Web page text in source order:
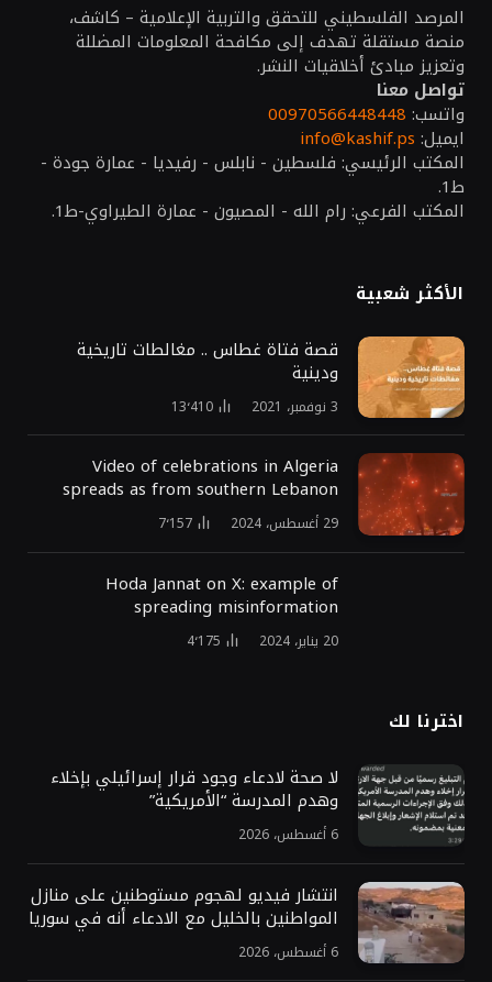
المرصد الفلسطيني للتحقق والتربية الإعلامية – كاشف،
منصة مستقلة تهدف إلى مكافحة المعلومات المضللة
وتعزيز مبادئ أخلاقيات النشر.
تواصل معنا
واتسب: 00970566448448
ايميل: info@kashif.ps
المكتب الرئيسي: فلسطين - نابلس - رفيديا - عمارة جودة -
ط1.
المكتب الفرعي: رام الله - المصيون - عمارة الطيراوي-ط1.
الأكثر شعبية
قصة فتاة غطاس .. مغالطات تاريخية
ودينية
3 نوفمبر، 2021 13٬410
Video of celebrations in Algeria
spreads as from southern Lebanon
29 أغسطس، 2024 7٬157
Hoda Jannat on X: example of
spreading misinformation
20 يناير، 2024 4٬175
اخترنا لك
لا صحة لادعاء وجود قرار إسرائيلي بإخلاء
وهدم المدرسة “الأمريكية”
6 أغسطس، 2026
انتشار فيديو لهجوم مستوطنين على منازل
المواطنين بالخليل مع الادعاء أنه في سوريا
6 أغسطس، 2026